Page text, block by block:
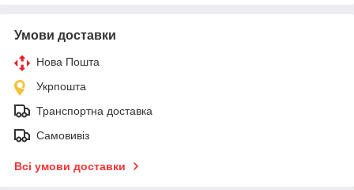
Умови доставки
Нова Пошта
Укрпошта
Транспортна доставка
Самовивіз
Всі умови доставки